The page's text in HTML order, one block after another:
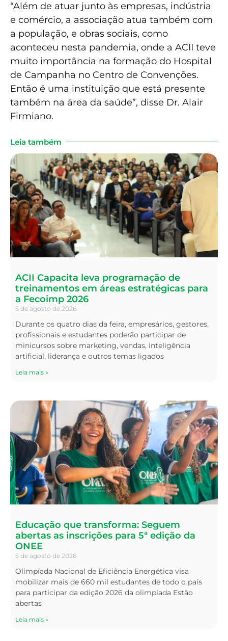
“Além de atuar junto às empresas, indústria
e comércio, a associação atua também com
a população, e obras sociais, como
aconteceu nesta pandemia, onde a ACII teve
muito importância na formação do Hospital
de Campanha no Centro de Convenções.
Então é uma instituição que está presente
também na área da saúde”, disse Dr. Alair
Firmiano.
Leia também
ACII Capacita leva programação de
treinamentos em áreas estratégicas para
a Fecoimp 2026
5 de agosto de 2026
Durante os quatro dias da feira, empresários, gestores,
profissionais e estudantes poderão participar de
minicursos sobre marketing, vendas, inteligência
artificial, liderança e outros temas ligados
Leia mais »
Educação que transforma: Seguem
abertas as inscrições para 5ª edição da
ONEE
5 de agosto de 2026
Olimpíada Nacional de Eficiência Energética visa
mobilizar mais de 660 mil estudantes de todo o país
para participar da edição 2026 da olimpíada Estão
abertas
Leia mais »